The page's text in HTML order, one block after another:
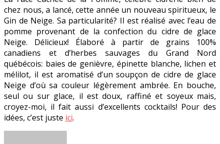
chez nous, a lancé, cette année un nouveau spiritueux, le
Gin de Neige. Sa particularité? Il est réalisé avec l’eau de
pomme provenant de la confection du cidre de glace
Neige. Délicieux! Élaboré à partir de grains 100%
canadiens et d’herbes sauvages du Grand Nord
québécois: baies de genièvre, épinette blanche, lichen et
mélilot, il est aromatisé d’un soupçon de cidre de glace
Neige d’où sa couleur légèrement ambrée. En bouche,
seul ou sur glace, il est doux, raffiné et soyeux mais,
croyez-moi, il fait aussi d’excellents cocktails! Pour des
idées, c’est juste ici.